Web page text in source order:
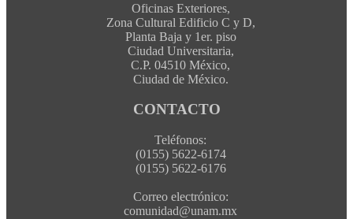
Oficinas Exteriores,
Zona Cultural Edificio C y D,
Planta Baja y 1er. piso
Ciudad Universitaria,
C.P. 04510 México,
Ciudad de México.
CONTACTO
Teléfonos:
(0155) 5622-6174
(0155) 5622-6176
Correo electrónico:
comunidad@unam.mx